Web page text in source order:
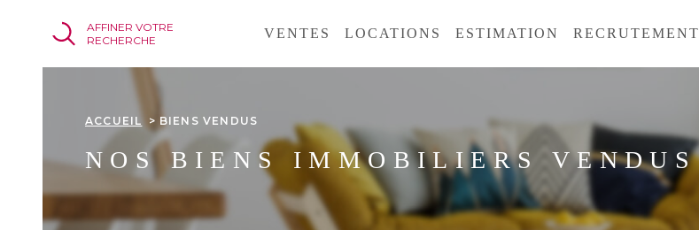
AFFINER VOTRE
RECHERCHE
VENTES LOCATIONS ESTIMATION RECRUTEMENT
ACCUEIL BIENS VENDUS
NOS BIENS IMMOBILIERS VENDUS